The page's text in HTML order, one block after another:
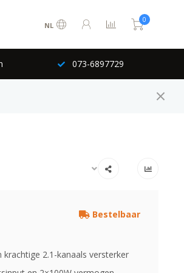
NL
0
073-6897729
Bestelbaar
2.1-kanaals versterker